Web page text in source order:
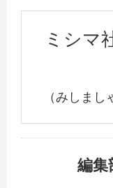
ミシマ
（みしまし
編集